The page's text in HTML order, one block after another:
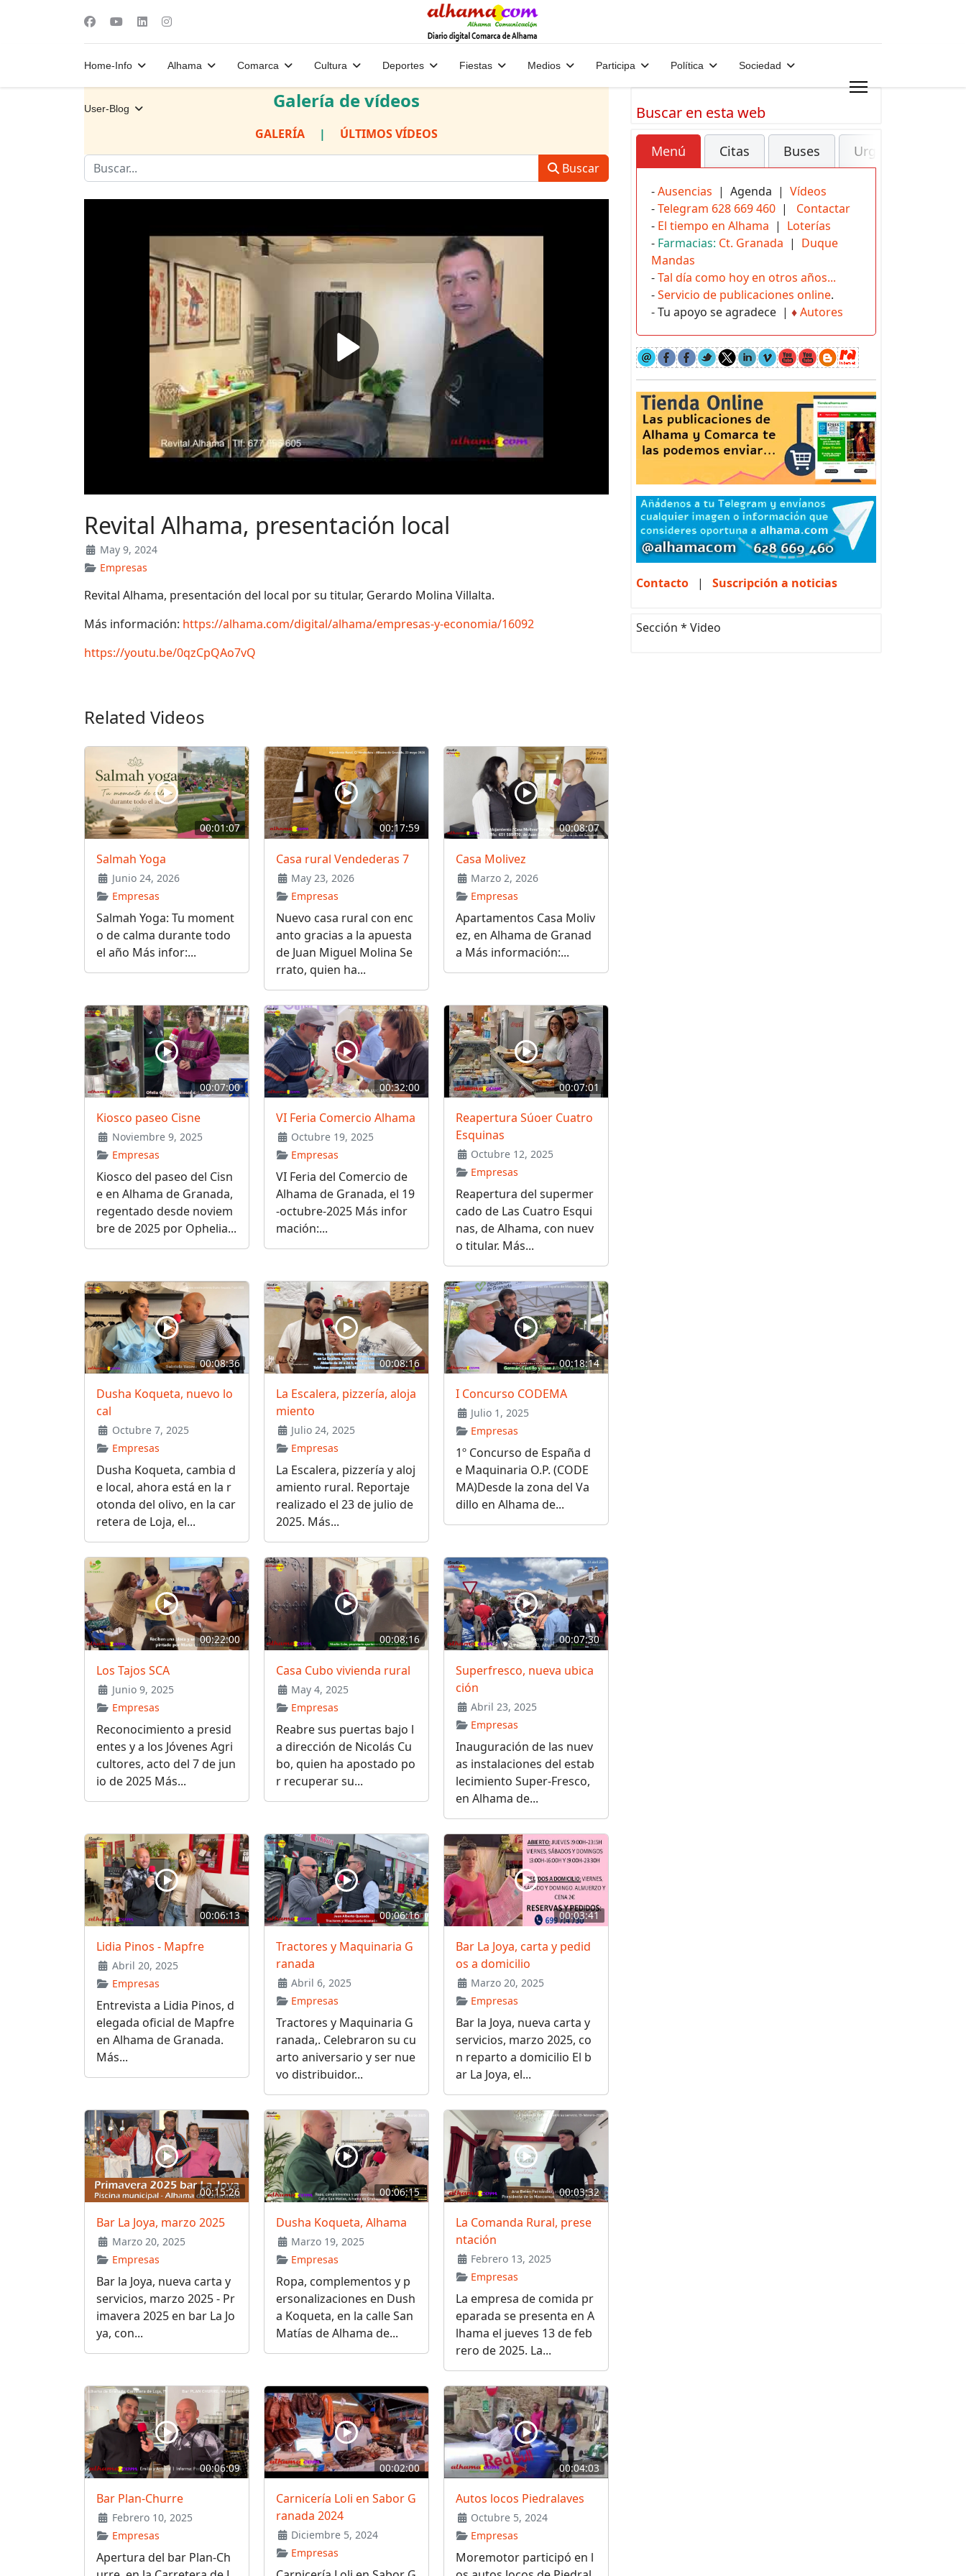
Home-Info Alhama Comarca Cultura Deportes Fiestas Medios Participa Política Sociedad
User-Blog Galería de vídeos
GALERÍA | ÚLTIMOS VÍDEOS
Buscar
Revital Alhama, presentación local
May 9, 2024
Empresas
Revital Alhama, presentación del local por su titular, Gerardo Molina Villalta.
Más información: https://alhama.com/digital/alhama/empresas-y-economia/16092
https://youtu.be/0qzCpQAo7vQ
Related Videos
00:01:07
Salmah Yoga
Junio 24, 2026
Empresas
Salmah Yoga: Tu moment
o de calma durante todo
el año Más infor:...
00:17:59
Casa rural Vendederas 7
May 23, 2026
Empresas
Nuevo casa rural con enc
anto gracias a la apuesta
de Juan Miguel Molina Se
rrato, quien ha...
00:08:07
Casa Molivez
Marzo 2, 2026
Empresas
Apartamentos Casa Moliv
ez, en Alhama de Granad
a Más información:...
00:07:00
Kiosco paseo Cisne
Noviembre 9, 2025
Empresas
Kiosco del paseo del Cisn
e en Alhama de Granada,
regentado desde noviem
bre de 2025 por Ophelia...
00:32:00
VI Feria Comercio Alhama
Octubre 19, 2025
Empresas
VI Feria del Comercio de
Alhama de Granada, el 19
-octubre-2025 Más infor
mación:...
00:07:01
Reapertura Súoer Cuatro
Esquinas
Octubre 12, 2025
Empresas
Reapertura del supermer
cado de Las Cuatro Esqui
nas, de Alhama, con nuev
o titular. Más...
00:08:36
Dusha Koqueta, nuevo lo
cal
Octubre 7, 2025
Empresas
Dusha Koqueta, cambia d
e local, ahora está en la r
otonda del olivo, en la car
retera de Loja, el...
00:08:16
La Escalera, pizzería, aloja
miento
Julio 24, 2025
Empresas
La Escalera, pizzería y aloj
amiento rural. Reportaje
realizado el 23 de julio de
2025. Más...
00:18:14
I Concurso CODEMA
Julio 1, 2025
Empresas
1º Concurso de España d
e Maquinaria O.P. (CODE
MA)Desde la zona del Va
dillo en Alhama de...
00:22:00
Los Tajos SCA
Junio 9, 2025
Empresas
Reconocimiento a presid
entes y a los Jóvenes Agri
cultores, acto del 7 de jun
io de 2025 Más...
00:08:16
Casa Cubo vivienda rural
May 4, 2025
Empresas
Reabre sus puertas bajo l
a dirección de Nicolás Cu
bo, quien ha apostado po
r recuperar su...
00:07:30
Superfresco, nueva ubica
ción
Abril 23, 2025
Empresas
Inauguración de las nuev
as instalaciones del estab
lecimiento Super-Fresco,
en Alhama de...
00:06:13
Lidia Pinos - Mapfre
Abril 20, 2025
Empresas
Entrevista a Lidia Pinos, d
elegada oficial de Mapfre
en Alhama de Granada.
Más...
00:06:16
Tractores y Maquinaria G
ranada
Abril 6, 2025
Empresas
Tractores y Maquinaria G
ranada,. Celebraron su cu
arto aniversario y ser nue
vo distribuidor...
00:03:41
Bar La Joya, carta y pedid
os a domicilio
Marzo 20, 2025
Empresas
Bar la Joya, nueva carta y
servicios, marzo 2025, co
n reparto a domicilio El b
ar La Joya, el...
00:15:26
Bar La Joya, marzo 2025
Marzo 20, 2025
Empresas
Bar la Joya, nueva carta y
servicios, marzo 2025 - Pr
imavera 2025 en bar La Jo
ya, con...
00:06:15
Dusha Koqueta, Alhama
Marzo 19, 2025
Empresas
Ropa, complementos y p
ersonalizaciones en Dush
a Koqueta, en la calle San
Matías de Alhama de...
00:03:32
La Comanda Rural, prese
ntación
Febrero 13, 2025
Empresas
La empresa de comida pr
eparada se presenta en A
lhama el jueves 13 de feb
rero de 2025. La...
00:06:09
Bar Plan-Churre
Febrero 10, 2025
Empresas
Apertura del bar Plan-Ch
00:02:00
Carnicería Loli en Sabor G
ranada 2024
Diciembre 5, 2024
Empresas
00:04:03
Autos locos Piedralaves
Octubre 5, 2024
Empresas
Moremotor participó en l
Buscar en esta web
Menú Citas Buses Urgencias
-Ausencias | Agenda | Vídeos
-Telegram 628 669 460 | Contactar
- El tiempo en Alhama | Loterías
- Farmacias: Ct. Granada | Duque
Mandas
-Tal día como hoy en otros años...
-Servicio de publicaciones online.
- Tu apoyo se agradece | ♦Autores
Contacto | Suscripción a noticias
Sección * Video